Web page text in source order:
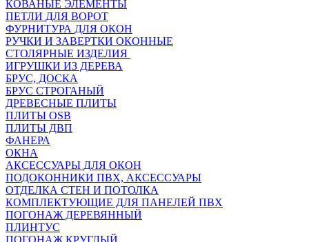
КОВАНЫЕ ЭЛЕМЕНТЫ
ПЕТЛИ ДЛЯ ВОРОТ
ФУРНИТУРА ДЛЯ ОКОН
РУЧКИ И ЗАВЕРТКИ ОКОННЫЕ
СТОЛЯРНЫЕ ИЗДЕЛИЯ
ИГРУШКИ ИЗ ДЕРЕВА
БРУС, ДОСКА
БРУС СТРОГАНЫЙ
ДРЕВЕСНЫЕ ПЛИТЫ
ПЛИТЫ OSB
ПЛИТЫ ДВП
ФАНЕРА
ОКНА
АКСЕССУАРЫ ДЛЯ ОКОН
ПОДОКОННИКИ ПВХ, АКСЕССУАРЫ
ОТДЕЛКА СТЕН И ПОТОЛКА
КОМПЛЕКТУЮЩИЕ ДЛЯ ПАНЕЛЕЙ ПВХ
ПОГОНАЖ ДЕРЕВЯННЫЙ
ПЛИНТУС
ПОГОНАЖ КРУГЛЫЙ